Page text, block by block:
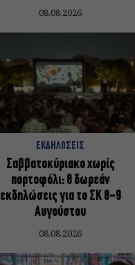
08.08.2026
ΕΚΔΗΛΩΣΕΙΣ
Σαββατοκύριακο χωρίς
πορτοφόλι: 8 δωρεάν
εκδηλώσεις για το ΣΚ 8-9
Αυγούστου
08.08.2026